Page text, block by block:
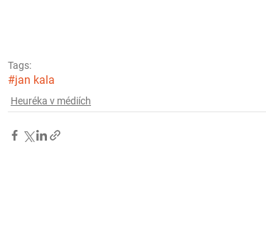
Tags:
#jan kala
Heuréka v médiích